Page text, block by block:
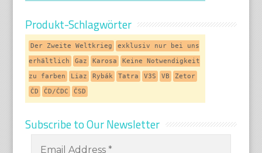
Produkt-Schlagwörter
Der Zweite Weltkrieg
exklusiv nur bei uns
erhältlich
Gaz Karosa
Keine Notwendigkeit
zu farben
Liaz Rybák Tatra V3S VB
Zetor
ČD
ČD/ČDC ČSD
Subscribe to Our Newsletter